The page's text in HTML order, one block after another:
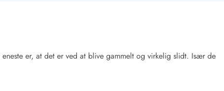
er, at det er ved at blive gammelt og virkelig slidt. Især de